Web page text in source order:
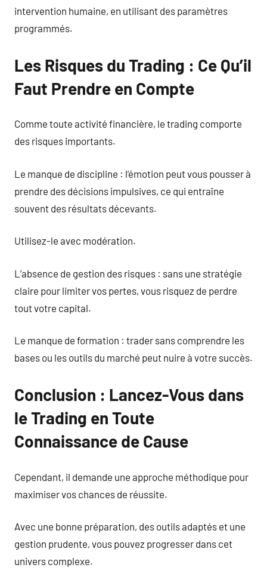
intervention humaine, en utilisant des paramètres
programmés.
Les Risques du Trading : Ce Qu’il
Faut Prendre en Compte
Comme toute activité financière, le trading comporte
des risques importants.
Le manque de discipline : l’émotion peut vous pousser à
prendre des décisions impulsives, ce qui entraîne
souvent des résultats décevants.
Utilisez-le avec modération.
L’absence de gestion des risques : sans une stratégie
claire pour limiter vos pertes, vous risquez de perdre
tout votre capital.
Le manque de formation : trader sans comprendre les
bases ou les outils du marché peut nuire à votre succès.
Conclusion : Lancez-Vous dans
le Trading en Toute
Connaissance de Cause
Cependant, il demande une approche méthodique pour
maximiser vos chances de réussite.
Avec une bonne préparation, des outils adaptés et une
gestion prudente, vous pouvez progresser dans cet
univers complexe.